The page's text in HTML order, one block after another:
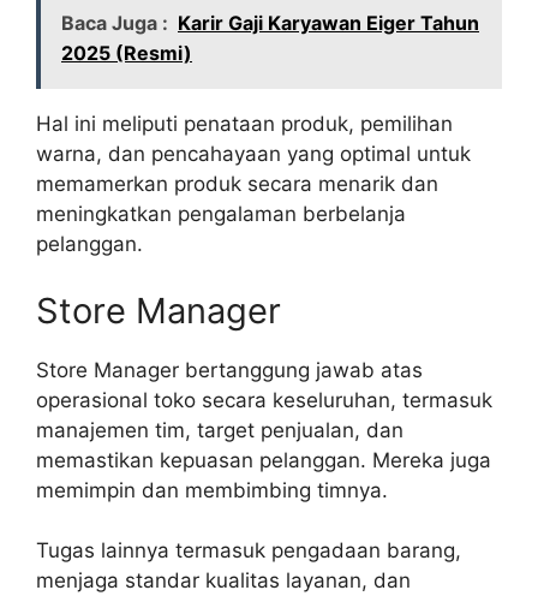
Baca Juga : Karir Gaji Karyawan Eiger Tahun
2025 (Resmi)
Hal ini meliputi penataan produk, pemilihan
warna, dan pencahayaan yang optimal untuk
memamerkan produk secara menarik dan
meningkatkan pengalaman berbelanja
pelanggan.
Store Manager
Store Manager bertanggung jawab atas
operasional toko secara keseluruhan, termasuk
manajemen tim, target penjualan, dan
memastikan kepuasan pelanggan. Mereka juga
memimpin dan membimbing timnya.
Tugas lainnya termasuk pengadaan barang,
menjaga standar kualitas layanan, dan